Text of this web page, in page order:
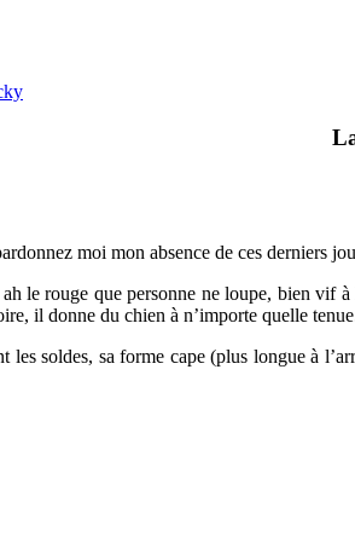
moi mon absence de ces derniers
le rouge que personne ne loupe, bien vif
il donne du chien à n’importe quelle
les soldes, sa forme cape (plus longue à